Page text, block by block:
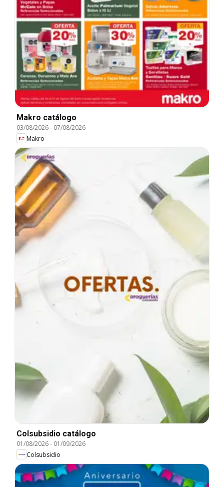
Makro catálogo
03/08/2026- 07/08/2026
Makro
Colsubsidio catálogo
01/08/2026- 01/09/2026
Colsubsidio